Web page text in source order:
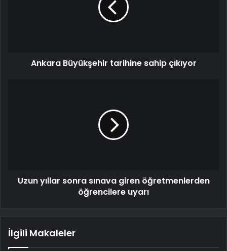
Ankara Büyükşehir tarihine sahip çıkıyor
Uzun yıllar sonra sınava giren öğretmenlerden
öğrencilere uyarı
İlgili Makaleler